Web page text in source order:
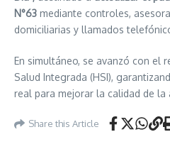
N°63 mediante controles,
domiciliarias y llamados
En simultáneo, se avanzó con el
Salud Integrada (HSI),
real para mejorar la calidad de la
Share this Article